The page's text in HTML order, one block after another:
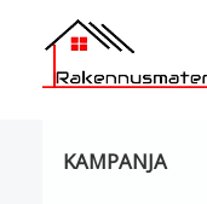
sisältöön
KAMPANJA